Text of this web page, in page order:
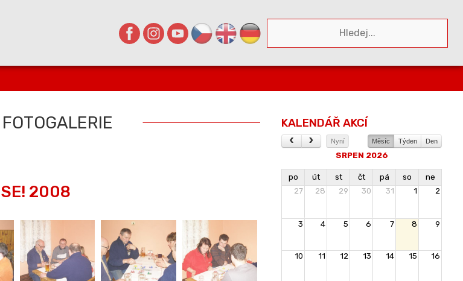
FOTOGALERIE
SE! 2008
KALENDÁŘ AKCÍ
Nyní Měsíc Týden Den
SRPEN 2026
po út st čt pá so
ne
27
28 29 30 31 1 2
3 4 5 6 7 8 9
10 11 12 13 14 15 16